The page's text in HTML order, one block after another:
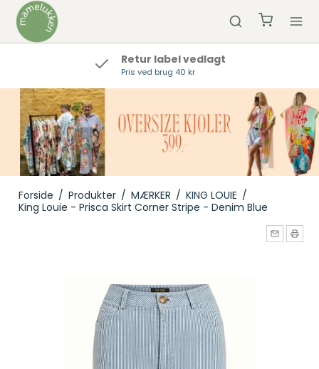
Retur label vedlagt
Pris ved brug 40 kr
Forside / Produkter / MÆRKER / KING LOUIE /
King Louie - Prisca Skirt Corner Stripe - Denim Blue